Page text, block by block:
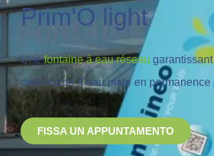
Prim'O light
Unefontaine à eau réseau
distribution d’eau plate en permanence
FISSA UN APPUNTAMENTO